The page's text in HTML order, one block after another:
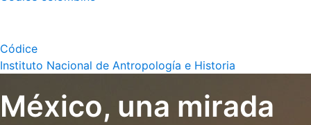
Códice
Instituto Nacional de Antropología e Historia
México, una mirada